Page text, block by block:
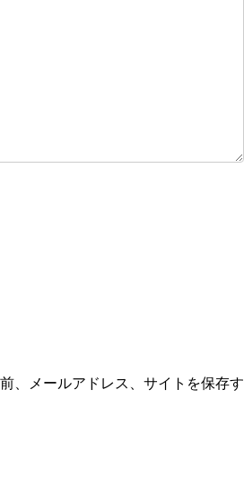
、メールアドレス、サイトを保存す